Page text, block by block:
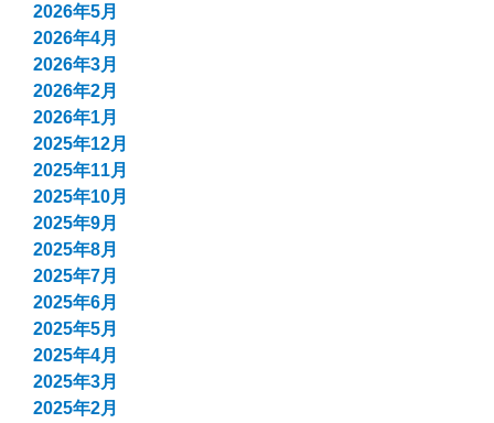
2026年5月
2026年4月
2026年3月
2026年2月
2026年1月
2025年12月
2025年11月
2025年10月
2025年9月
2025年8月
2025年7月
2025年6月
2025年5月
2025年4月
2025年3月
2025年2月